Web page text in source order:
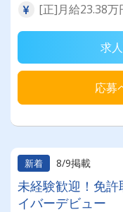
[正]月給23.38万
求
応募
新着 8/9掲載
未経験歓迎！免
イバーデビュー